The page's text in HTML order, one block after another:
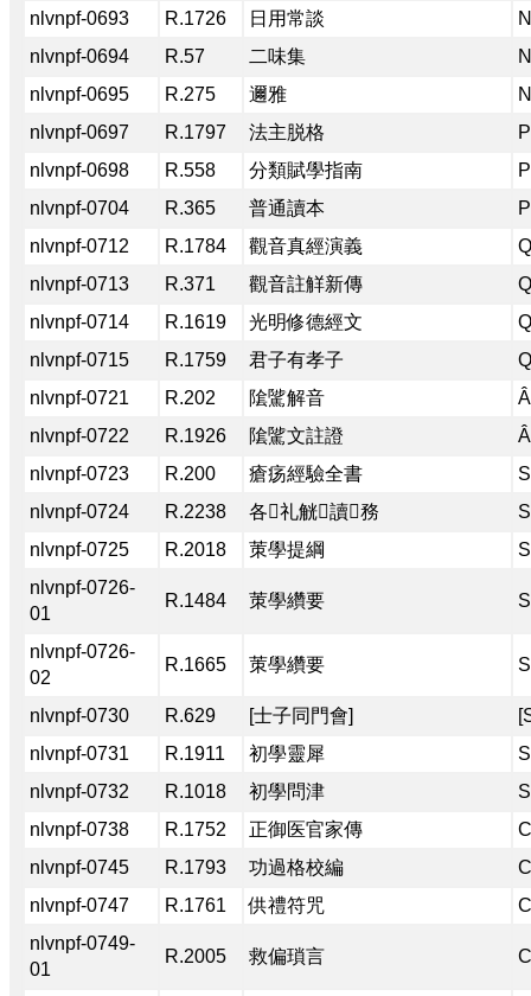
nlvnpf-0693 R.1726 日用常談
nlvnpf-0694
R.57 二味集
nlvnpf-0695
R.275 邇雅
nlvnpf-0697
R.1797 法主脱格
nlvnpf-0698
R.558 分類賦學指南
nlvnpf-0704
R.365 普通讀本
nlvnpf-0712
R.1784 觀音真經演義
nlvnpf-0713
R.371 觀音註觧新傳
nlvnpf-0714
R.1619 光明修德經文
nlvnpf-0715
R.1759 君子有孝子
nlvnpf-0721
R.202 隂騭解音
nlvnpf-0722
R.1926 隂騭文註證
nlvnpf-0723
R.200 瘡疡經驗全書
nlvnpf-0724
R.2238 各𣈜礼觥𢆥讀𥪝務
nlvnpf-0725
R.2018 茦學提綱
nlvnpf-0726-
01
R.1484 茦學纘要
nlvnpf-0726-
02
R.1665 茦學纘要
nlvnpf-0730 R.629 [士子同門會]
nlvnpf-0731
R.1911 初學靈犀
nlvnpf-0732
R.1018 初學問津
nlvnpf-0738
R.1752 正御医官家傳
nlvnpf-0745
R.1793 功過格校編
nlvnpf-0747
R.1761 供禮符咒
nlvnpf-0749-
01
R.2005 救偏瑣言